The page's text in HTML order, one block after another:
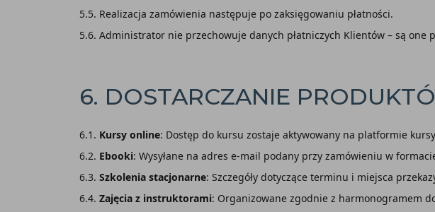
5.5. Realizacja zamówienia następuje po zaksięgowaniu płatności.
5.6. Administrator nie przechowuje danych płatniczych Klientów – są one
6. DOSTARCZANIE
6.1. Kursy online: Dostęp do kursu zostaje aktywowany na platformie
6.2. Ebooki: Wysyłane na adres e-mail podany przy zamówieniu w
6.3. Szkolenia stacjonarne: Szczegóły dotyczące terminu i miejsca
6.4. Zajęcia z instruktorami: Organizowane zgodnie z harmonogramem